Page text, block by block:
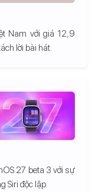
Nam với giá 12,9
lời bài hát.
27 beta 3 với sự
Siri độc lập.